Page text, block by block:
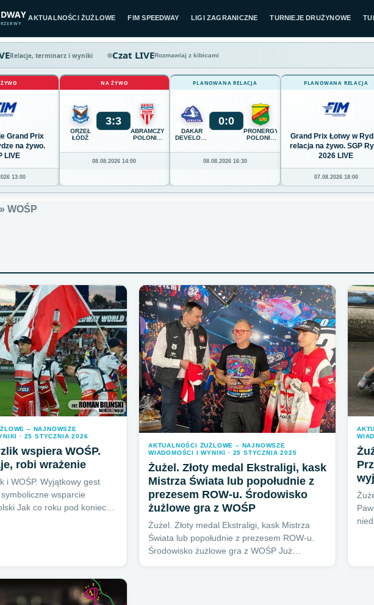
AKTUALNOŚCI ŻUŻLOWE FIM SPEEDWAY LIGI ZAGRANICZNE TURNIEJE DRUŻYNOWE
Relacje, terminarz i wyniki Czat LIVERozmawiaj z kibicami
Grand Prix
na żywo.
LIVE
13:00
NA ŻYWO
ORZEŁ
ŁÓDŹ
3:3
ABRAMCZYK
POLONIA
08.08.2026 14:00
PLANOWANA RELACJA
DAKAR
DEVELOPMENT
RZESZÓW
0:0
PRONERGY
POLONIA
08.08.2026 16:30
PLANOWANA RELACJA
Grand Prix Łotwy w
relacja na żywo. SGP
2026 LIVE
07.08.2026 18:00
» WOŚP
– NAJNOWSZE
· 25 STYCZNIA 2026
wspiera WOŚP.
robi wrażenie
i WOŚP. Wyjątkowy gest
wsparcie
Jak co roku pod koniec…
AKTUALNOŚCI ŻUŻLOWE – NAJNOWSZE
WIADOMOŚCI I WYNIKI · 25 STYCZNIA 2025
Żużel. Złoty medal Ekstraligi, kask
Mistrza Świata lub popołudnie z
prezesem ROW-u. Środowisko
żużlowe gra z WOŚP
Żużel. Złoty medal Ekstraligi, kask Mistrza
Świata lub popołudnie z prezesem ROW-u.
Środowisko żużlowe gra z WOŚP Już…